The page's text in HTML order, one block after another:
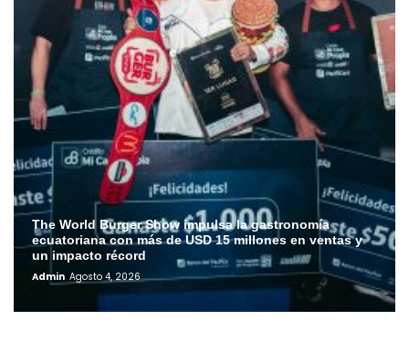
The World Burger Show impulsa la gastronomía
ecuatoriana con más de USD 15 millones en ventas y
un impacto récord
Admin Agosto 4, 2026